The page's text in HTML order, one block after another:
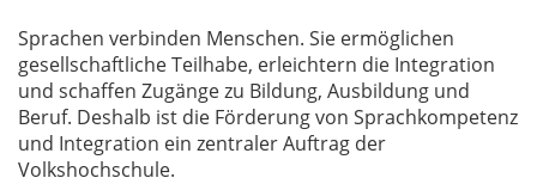
Sprachen verbinden Menschen. Sie ermöglichen
gesellschaftliche Teilhabe, erleichtern die Integration
und schaffen Zugänge zu Bildung, Ausbildung und
Beruf. Deshalb ist die Förderung von Sprachkompetenz
und Integration ein zentraler Auftrag der
Volkshochschule.